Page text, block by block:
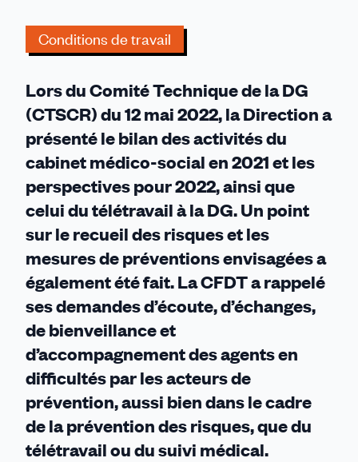
acteurs
de
Conditions de travail
Lors du Comité Technique de la DG
(CTSCR) du 12 mai 2022, la Direction a
présenté le bilan des activités du
cabinet médico-social en 2021 et les
perspectives pour 2022, ainsi que
celui du télétravail à la DG. Un point
sur le recueil des risques et les
mesures de préventions envisagées a
également été fait. La CFDT a rappelé
ses demandes d’écoute, d’échanges,
de bienveillance et
d’accompagnement des agents en
difficultés par les acteurs de
prévention, aussi bien dans le cadre
de la prévention des risques, que du
télétravail ou du suivi médical.